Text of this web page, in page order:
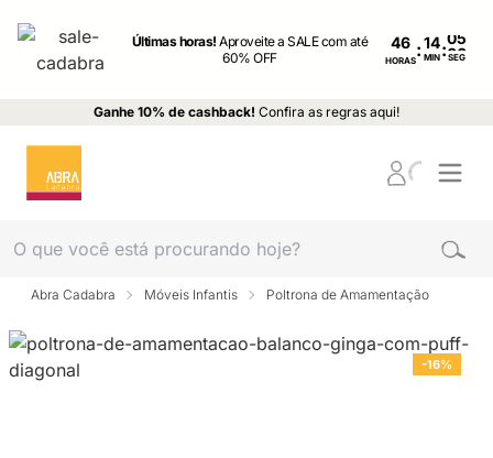
Últimas horas!Aproveite a SALE com até
60% OFF
46
HORAS: MIN : SEG
Ganhe 10% de cashback! Confira as regras aqui!
Abra Cadabra Móveis Infantis Poltrona de Amamentação
-16%